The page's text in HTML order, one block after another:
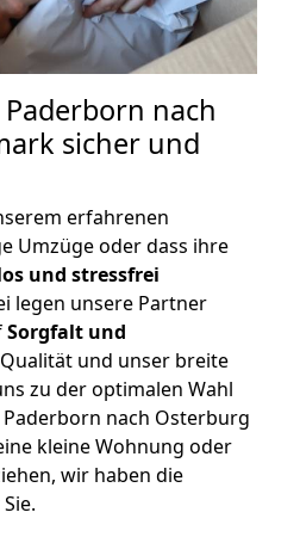
Paderborn nach
sicher und
erfahrenen
Umzüge oder dass ihre
und stressfrei
legen unsere Partner
Sorgfalt und
und unser breite
zu der optimalen Wahl
nach Osterburg
kleine Wohnung oder
wir haben die